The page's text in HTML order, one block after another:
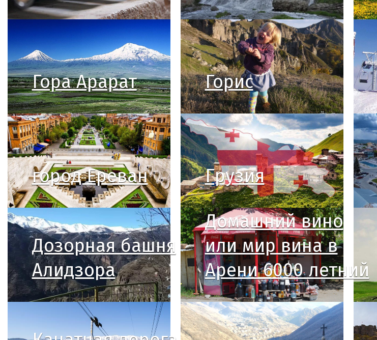
Гора Арарат Горис
город Ереван Грузия
Дозорная башня
Алидзора
Домашний вино
или мир вина в
Арени 6000 летний